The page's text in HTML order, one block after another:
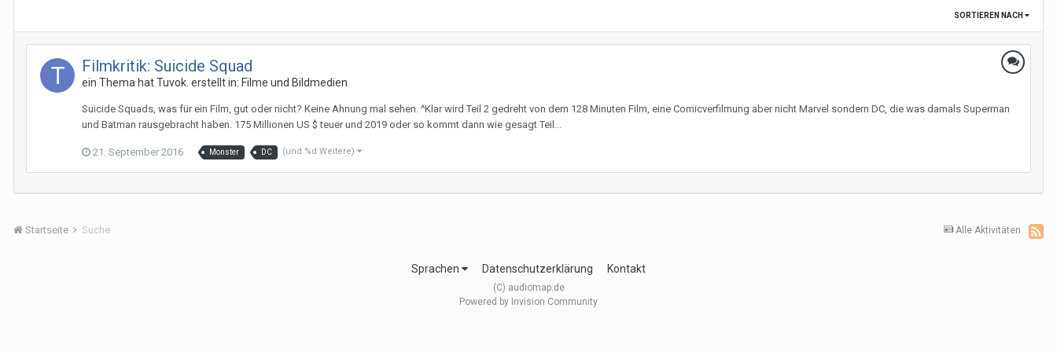
SORTIEREN NACH
Filmkritik: Suicide Squad
ein Thema hatTuvok. erstellt in: Filme und Bildmedien
Suicide Squads, was für ein Film, gut oder nicht? Keine Ahnung mal sehen. ^Klar wird Teil 2 gedreht von dem 128 Minuten Film, eine Comicverfilmung aber nicht Marvel sondern DC, die was damals Superman
und Batman rausgebracht haben. 175 Millionen US $ teuer und 2019 oder so kommt dann wie gesagt Teil...
21. September 2016 Monster DC (und %d Weitere)
Alle Aktivitäten
Startseite Suche
Sprachen Datenschutzerklärung Kontakt
(C) audiomap.de
Powered by Invision Community